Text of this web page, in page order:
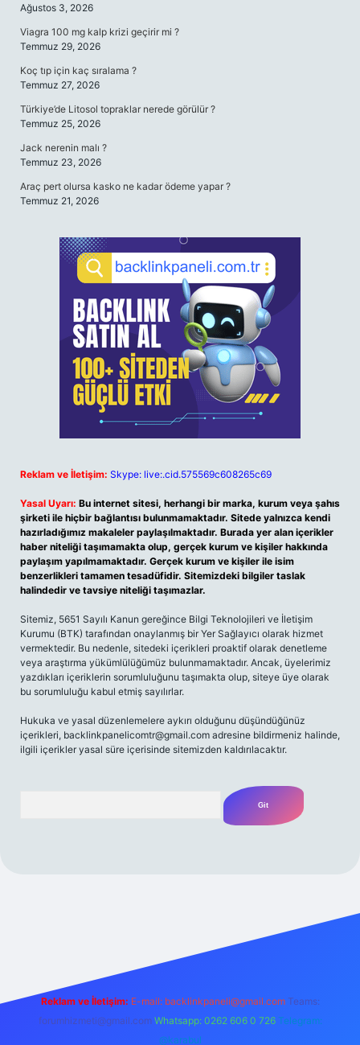
Ağustos 3, 2026
Viagra 100 mg kalp krizi geçirir mi ?
Temmuz 29, 2026
Koç tıp için kaç sıralama ?
Temmuz 27, 2026
Türkiye’de Litosol topraklar nerede görülür ?
Temmuz 25, 2026
Jack nerenin malı ?
Temmuz 23, 2026
Araç pert olursa kasko ne kadar ödeme yapar ?
Temmuz 21, 2026
Reklam ve İletişim: Skype: live:.cid.575569c608265c69
Yasal Uyarı: Bu internet sitesi, herhangi bir marka, kurum veya şahıs
şirketi ile hiçbir bağlantısı bulunmamaktadır. Sitede yalnızca kendi
hazırladığımız makaleler paylaşılmaktadır. Burada yer alan içerikler
haber niteliği taşımamakta olup, gerçek kurum ve kişiler hakkında
paylaşım yapılmamaktadır. Gerçek kurum ve kişiler ile isim
benzerlikleri tamamen tesadüfidir. Sitemizdeki bilgiler taslak
halindedir ve tavsiye niteliği taşımazlar.
Sitemiz, 5651 Sayılı Kanun gereğince Bilgi Teknolojileri ve İletişim
Kurumu (BTK) tarafından onaylanmış bir Yer Sağlayıcı olarak hizmet
vermektedir. Bu nedenle, sitedeki içerikleri proaktif olarak denetleme
veya araştırma yükümlülüğümüz bulunmamaktadır. Ancak, üyelerimiz
yazdıkları içeriklerin sorumluluğunu taşımakta olup, siteye üye olarak
bu sorumluluğu kabul etmiş sayılırlar.
Hukuka ve yasal düzenlemelere aykırı olduğunu düşündüğünüz
içerikleri, backlinkpanelicomtr@gmail.com adresine bildirmeniz halinde,
ilgili içerikler yasal süre içerisinde sitemizden kaldırılacaktır.
m elexbet
Reklam ve İletişim: E-mail: backlinkpaneli@gmail.com Teams:
forumhizmeti@gmail.com Whatsapp: 0262 606 0 726 Telegram:
@karabul